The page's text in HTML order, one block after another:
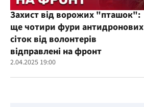
Захист від ворожих "пташок":
ще чотири фури антидронових
сіток від волонтерів
відправлені на фронт
2.04.2025 19:00